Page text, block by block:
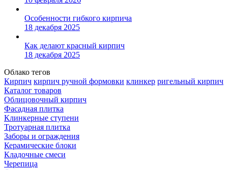
Особенности гибкого кирпича
18 декабря 2025
Как делают красный кирпич
18 декабря 2025
Облако тегов
Кирпич кирпич ручной формовки клинкер ригельный кирпич
Каталог товаров
Облицовочный кирпич
Фасадная плитка
Клинкерные ступени
Тротуарная плитка
Заборы и ограждения
Керамические блоки
Кладочные смеси
Черепица